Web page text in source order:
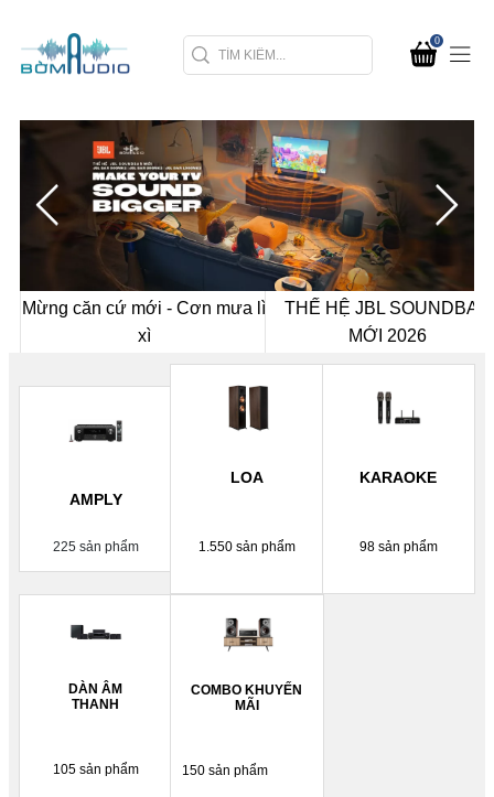
0
Mừng căn cứ mới - Cơn mưa lì
xì
THẾ HỆ JBL SOUNDBAR
MỚI 2026
AMPLY
225 sản phẩm
LOA
1.550 sản phẩm
KARAOKE
98 sản phẩm
DÀN ÂM
THANH
105 sản phẩm
COMBO KHUYẾN
MÃI
150 sản phẩm